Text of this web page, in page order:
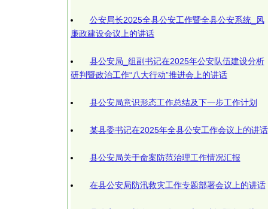
公安局长2025全县公安工作暨全县公安系统_风
廉政建设会议上的讲话
县公安局_组副书记在2025年公安队伍建设分析
研判暨政治工作“八大行动”推进会上的讲话
县公安局意识形态工作总结及下一步工作计划
某县委书记在2025年全县公安工作会议上的讲话
县公安局关于命案防范治理工作情况汇报
在县公安局防汛救灾工作专题部署会议上的讲话